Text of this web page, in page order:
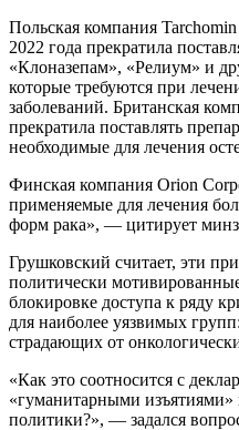
Польская компания
2022 года прекратила
«Клоназепам», «Релиум» и
которые требуются при
заболеваний. Британская
прекратила поставлять
необходимые для лечения
Финская компания Orion
применяемые для лечения
форм рака», — цитирует
Грушковский считает, эти
политически
блокировке доступа к ряду
для наиболее уязвимых
страдающих от
«Как это соотносится с
«гуманитарными
политики?», — задался